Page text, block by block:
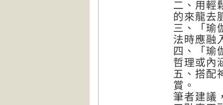
二、用輕
的來龍去
三、「瑜
法時應融
四、「瑜
哲理或內
五、搭配
賞。
筆者建議